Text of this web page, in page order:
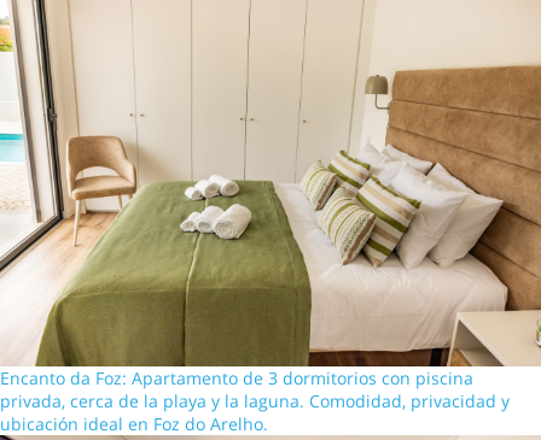
Encanto da Foz: Apartamento de 3 dormitorios con piscina
privada, cerca de la playa y la laguna. Comodidad, privacidad y
ubicación ideal en Foz do Arelho.